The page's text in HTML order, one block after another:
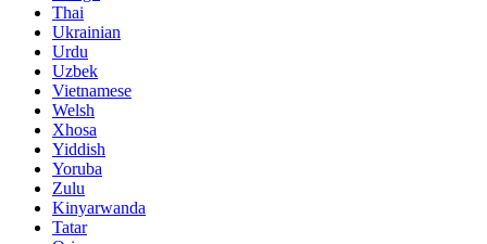
Thai
Ukrainian
Urdu
Uzbek
Vietnamese
Welsh
Xhosa
Yiddish
Yoruba
Zulu
Kinyarwanda
Tatar